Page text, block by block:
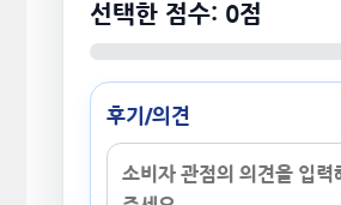
선택한 점수: 0점
후기/의견